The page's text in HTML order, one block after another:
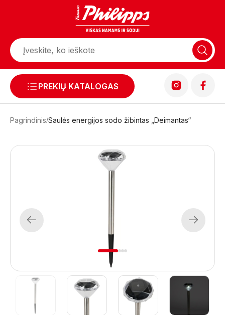
PREKIŲ KATALOGAS
Pagrindinis Saulės energijos sodo žibintas „Deimantas“
Previous Next
1 234